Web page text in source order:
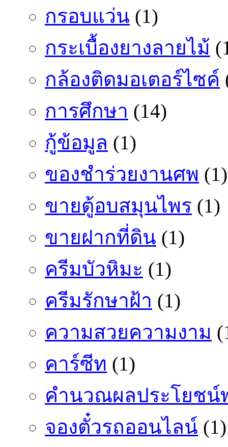
กรอบแว่น (1)
กระเบื้องยางลายไม้
กล้องติดมอเตอร์ไซค์
การศึกษา (14)
กู้ข้อมูล (1)
ของชำร่วยงานศพ (1)
ขายตู้อบสมุนไพร (1)
ขายฝากที่ดิน (1)
ครีมบัวหิมะ (1)
ครีมรักษาฝ้า (1)
ความสวยความงาม
คาร์ซีท (1)
คำนวณผลประโยชน์
จองตั๋วรถออนไลน์ (1)